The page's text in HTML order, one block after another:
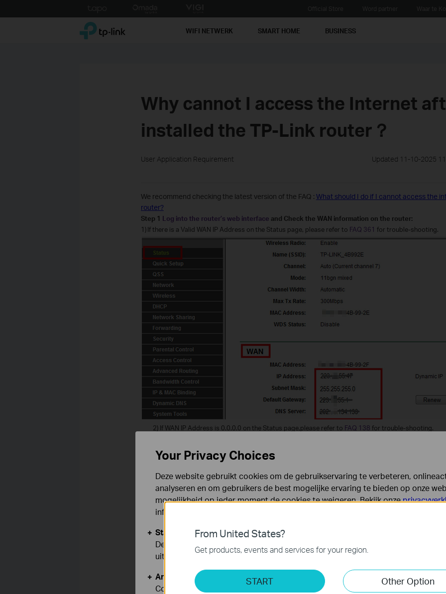
to
TP-Link, Reliably Smart WIFI NETWERK SMART HOME BUSINESS
Why cannot I access the Internet
installed the TP-Link router？
User Application Requirement Updated 11-10-2025
We recommend checking the latest version of the FAQ : What should I do if I cannot access the
router?
Step 1 Log into the router’s web interface and Check the WAN information on the router:
1)If there is a Valid WAN IP Address on the Status page, please refer to FAQ 361 for trouble-shooting.
2) If WAN IP Address is 0.0.0.0 on the Status page,please refer to FAQ 138 for trouble-shooting.
From United States?
Get products, events and services for your region.
START Other Option
Your Privacy Choices
Deze website gebruikt cookies om de gebruikservaring te verbeteren,
analyseren en om gebruikers de best mogelijke ervaring te bieden op onze
mogelijkheid op ieder moment de cookies te weigeren. Bekijk onze
informatie.
Standaard Cookies
Deze cookies zijn noodzakelijk voor de werking van de website en kunnen niet
uitgeschakeld.
Analyse en Marketing Cookies
Cookies voor analyse geven ons de mogelijkheid uw activiteiten op onze